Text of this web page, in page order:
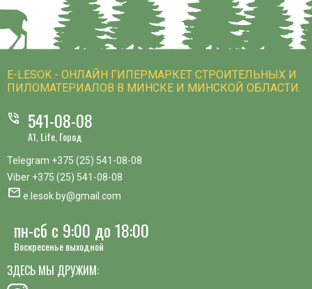
E-LESOK - ОНЛАЙН ГИПЕРМАРКЕТ СТРОИТЕЛЬНЫХ И
ПИЛОМАТЕРИАЛОВ В МИНСКЕ И МИНСКОЙ ОБЛАСТИ.
phone_in_talk 541-08-08
A1, Life, Город
Telegram +375 (25) 541-08-08
Viber +375 (25) 541-08-08
mail e.lesok.by@gmail.com
пн-сб с 9:00 до 18:00
Воскресенье выходной
ЗДЕСЬ МЫ ДРУЖИМ: